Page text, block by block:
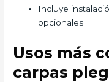
Incluye
opcionales
Usos más
carpas